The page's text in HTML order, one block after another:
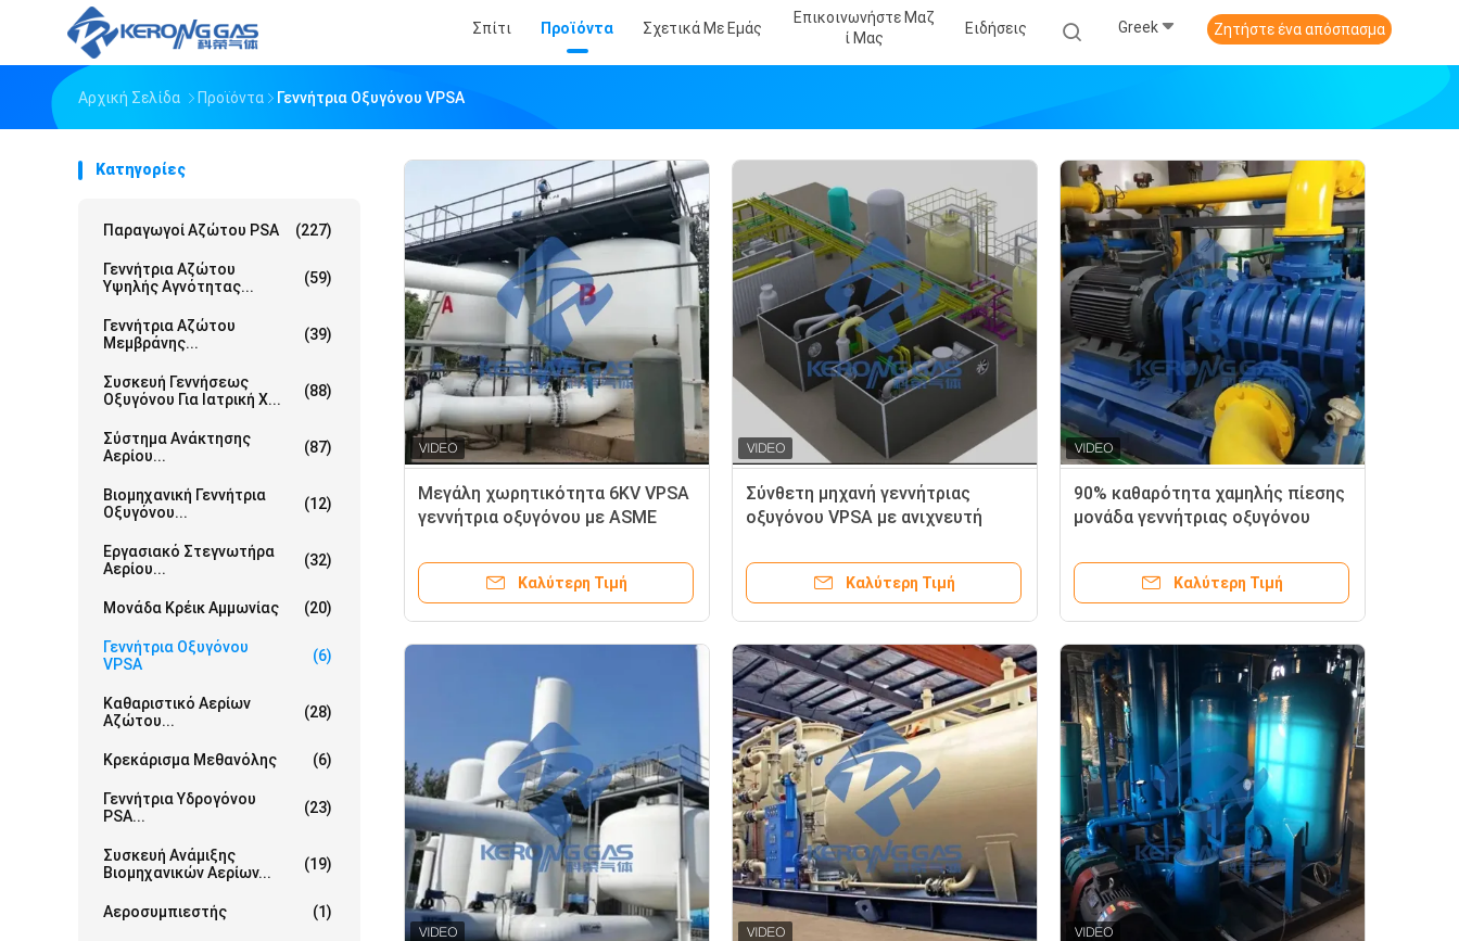
Σπίτι Προϊόντα Σχετικά Με Εμάς
Επικοινωνήστε Μαζ
Ί Μας
Ειδήσεις Greek Ζητήστε ένα απόσπασμα
Αρχική Σελίδα Προϊόντα Γεννήτρια Οξυγόνου VPSA
Κατηγορίες
Παραγωγοί Αζώτου PSA (227)
Γεννήτρια Αζώτου
Υψηλής Αγνότητας...
(59)
Γεννήτρια Αζώτου
Μεμβράνης...
(39)
Συσκευή Γεννήσεως
Οξυγόνου Για Ιατρική Χ...
(88)
Σύστημα Ανάκτησης
Αερίου...
(87)
Βιομηχανική Γεννήτρια
Οξυγόνου...
(12)
Εργασιακό Στεγνωτήρα
Αερίου...
(32)
Μονάδα Κρέικ Αμμωνίας (20)
Γεννήτρια Οξυγόνου
VPSA
(6)
Καθαριστικό Αερίων
Αζώτου...
(28)
Κρεκάρισμα Μεθανόλης (6)
Γεννήτρια Υδρογόνου
PSA...
(23)
Συσκευή Ανάμιξης
Βιομηχανικών Αερίων...
(19)
Αεροσυμπιεστής (1)
Μεγάλη χωρητικότητα 6KV VPSA
γεννήτρια οξυγόνου με ASME
Καλύτερη Τιμή
Σύνθετη μηχανή γεννήτριας
οξυγόνου VPSA με ανιχνευτή
Καλύτερη Τιμή
90% καθαρότητα χαμηλής πίεσης
μονάδα γεννήτριας οξυγόνου
Καλύτερη Τιμή